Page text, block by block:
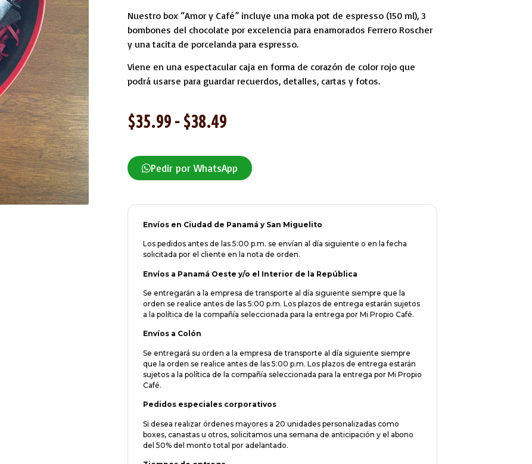
Nuestro box “Amor y Café” incluye una moka pot de espresso (150 ml), 3
bombones del chocolate por excelencia para enamorados Ferrero Roscher
y una tacita de porcelanda para espresso.
Viene en una espectacular caja en forma de corazón de color rojo que
podrá usarse para guardar recuerdos, detalles, cartas y fotos.
$35.99 - $38.49
Pedir por WhatsApp
Envíos en Ciudad de Panamá y San Miguelito
Los pedidos antes de las 5:00 p.m. se envían al día siguiente o en la fecha
solicitada por el cliente en la nota de orden.
Envíos a Panamá Oeste y/o el Interior de la República
Se entregarán a la empresa de transporte al día siguiente siempre que la
orden se realice antes de las 5:00 p.m. Los plazos de entrega estarán sujetos
a la política de la compañía seleccionada para la entrega por Mi Propio Café.
Envíos a Colón
Se entregará su orden a la empresa de transporte al día siguiente siempre
que la orden se realice antes de las 5:00 p.m. Los plazos de entrega estarán
sujetos a la política de la compañía seleccionada para la entrega por Mi Propio
Café.
Pedidos especiales corporativos
Si desea realizar órdenes mayores a 20 unidades personalizadas como
boxes, canastas u otros, solicitamos una semana de anticipación y el abono
del 50% del monto total por adelantado.